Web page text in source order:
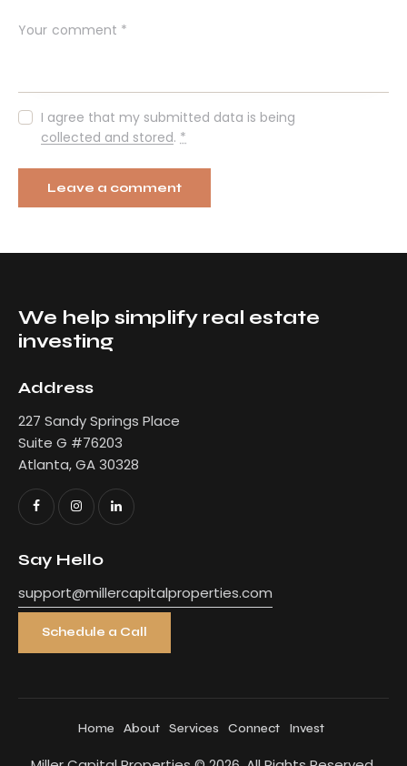
I agree that my submitted data is being
collected and stored. *
We help simplify real estate
investing
Address
227 Sandy Springs Place
Suite G #76203
Atlanta, GA 30328
Say Hello
support@millercapitalproperties.com
Schedule a Call
Home About Services Connect Invest